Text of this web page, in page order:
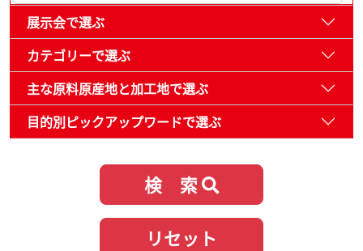
展示会で選ぶ
カテゴリーで選ぶ
主な原料原産地と加工地で選ぶ
目的別ピックアップワードで選ぶ
検 索
リセット